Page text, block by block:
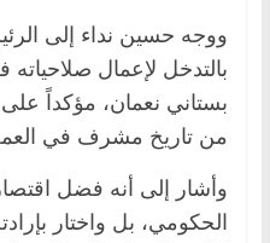
ووجه حسين نداء إلى
بالتدخل لإعمال
بستاني نعمان، مؤكداً
من تاريخ مشرف في
وأشار إلى أنه فضل
الحكومي، بل واختار